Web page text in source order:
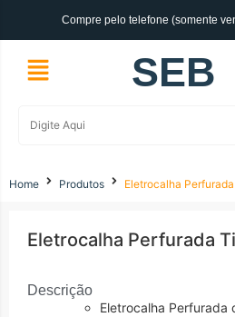
Compre pelo telefone (somente
SEB
Home Produtos Eletrocalha
Eletrocalha Perfurada
Descrição
Eletrocalha Perfurada